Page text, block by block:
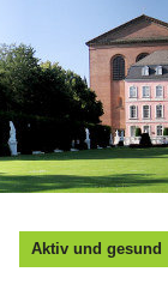
Aktiv und gesund